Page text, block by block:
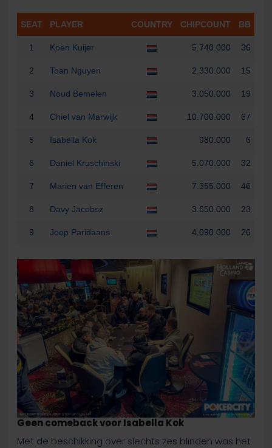
SEAT PLAYER COUNTRY CHIPCOUNT BB
1 Koen Kuijer 5.740.000 36
2 Toan Nguyen 2.330.000 15
3 Noud Bemelen 3.050.000 19
4 Chiel van Marwijk 10.700.000 67
5 Isabella Kok 980.000 6
6 Daniel Kruschinski 5.070.000 32
7 Marien van Efferen 7.355.000 46
8 Davy Jacobsz 3.650.000 23
9 Joep Paridaans 4.090.000 26
Geen comeback voor Isabella Kok
Met de beschikking over slechts zes blinden was het